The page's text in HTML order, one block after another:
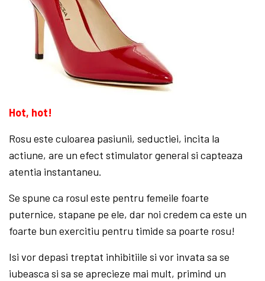
Hot, hot!
Rosu este culoarea pasiunii, seductiei, incita la
actiune, are un efect stimulator general si capteaza
atentia instantaneu.
Se spune ca rosul este pentru femeile foarte
puternice, stapane pe ele, dar noi credem ca este un
foarte bun exercitiu pentru timide sa poarte rosu!
Isi vor depasi treptat inhibitiile si vor invata sa se
iubeasca si sa se aprecieze mai mult, primind un